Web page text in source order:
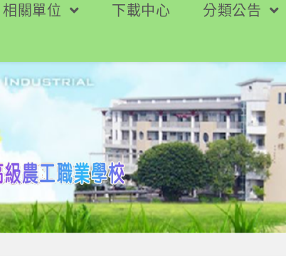
相關單位 下載中心 分類公告